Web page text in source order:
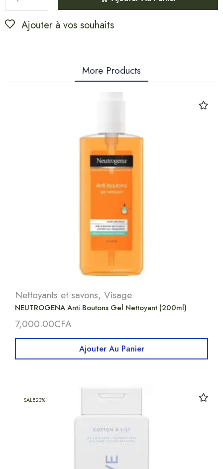
Ajouter à vos souhaits
More Products
Nettoyants et savons, Visage
NEUTROGENA Anti Boutons Gel Nettoyant (200ml)
7,000.00CFA
Ajouter Au Panier
SALE23%